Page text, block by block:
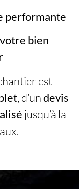
performante
bien
est
, d’undevis
jusqu’à la